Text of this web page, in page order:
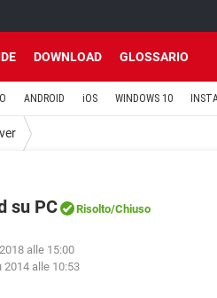
DOWNLOAD GLOSSARIO
ANDROID iOS WINDOWS 10
su PC Risolto/Chiuso
alle 15:00
2014 alle 10:53